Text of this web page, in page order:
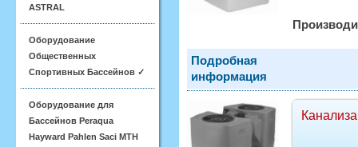
ASTRAL
Оборудование
Общественных
Спортивных Бассейнов ✓
Оборудование для
Бассейнов Peraqua
Hayward Pahlen Saci MTH
Подробная
информация